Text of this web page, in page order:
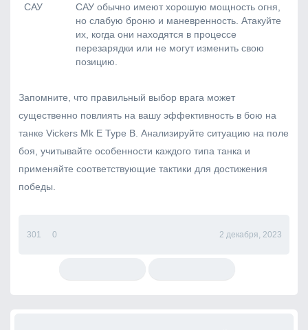
САУ
САУ обычно имеют хорошую мощность огня,
но слабую броню и маневренность. Атакуйте
их, когда они находятся в процессе
перезарядки или не могут изменить свою
позицию.
Запомните, что правильный выбор врага может
существенно повлиять на вашу эффективность в бою на
танке Vickers Mk E Type B. Анализируйте ситуацию на поле
боя, учитывайте особенности каждого типа танка и
применяйте соответствующие тактики для достижения
победы.
301 0 2 декабря, 2023